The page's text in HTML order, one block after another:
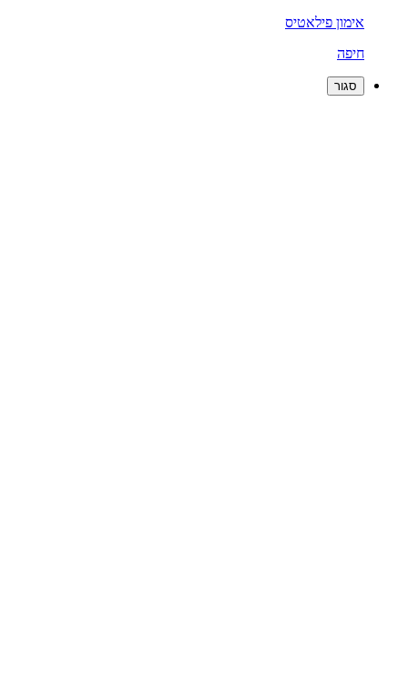
אימון פילאטיס
חיפה
סגור